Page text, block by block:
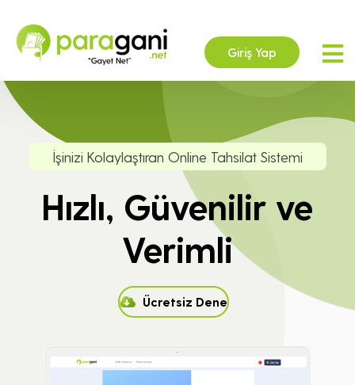
Giriş Yap
İşinizi Kolaylaştıran Online Tahsilat Sistemi
Hızlı, Güvenilir ve
Verimli
Ücretsiz Dene